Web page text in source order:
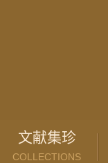
文献集珍
COLLECTIONS